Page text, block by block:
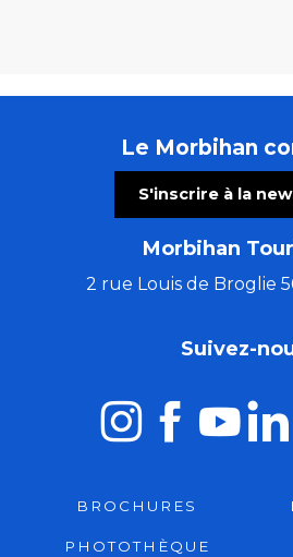
Le Morbihan
S'inscrire à la
Morbihan
2 rue Louis de Broglie
Suivez-
BROCHURES
PHOTOTHÈQUE